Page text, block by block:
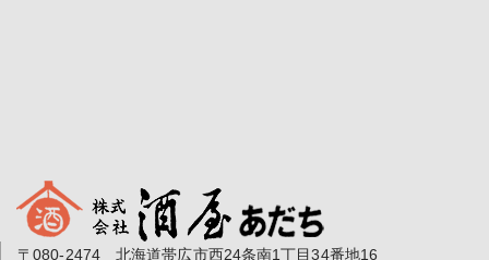
〒080-2474 北海道帯広市西24条南1丁目34番地16